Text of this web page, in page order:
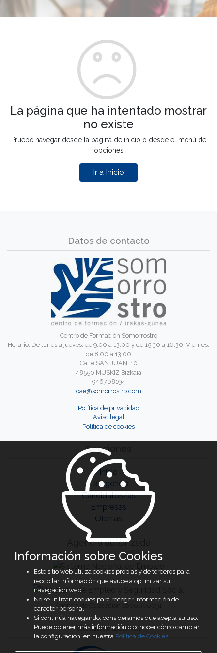
La página que ha intentado mostrar
no existe
Pruebe navegar desde la página de inicio o desde el menú de
opciones
Ir a Inicio
Datos de contacto
Centro de Formación Somorrostro
Horario: De lunes a jueves: de 9:00 a 13:00 y de 15:30 a 16:30. Viernes:
de 8:00 a 13:00
Calle SAN JUAN, 10
48550 MUSKIZ Bizkaia
946708194
cae@somorrostro.com
Política de privacidad
Aviso legal
Política de cookies
Secciones
Inicio
La Agencia
Candidatos/as
Empresas
Ofertas
Agencia autorizada
Agencia de Colocación 1600000091
Colaboradores
Información sobre Cookies
Este sitio web utiliza cookies propias y de terceros para
recopilar información que ayude a optimizar su
navegación web.
No se utilizan cookies para recoger información de
carácter personal.
Si continúa navegando, consideramos que acepta su uso.
Puede obtener más información o conocer cómo cambiar
la configuración, en nuestra Política de Cookies.